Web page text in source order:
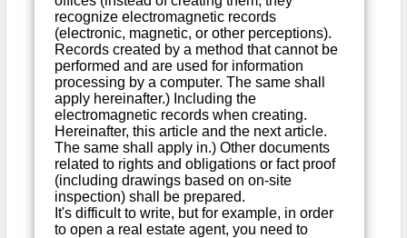
recognize electromagnetic records
(electronic, magnetic, or other perceptions).
Records created by a method that cannot be
performed and are used for information
processing by a computer. The same shall
apply hereinafter.) Including the
electromagnetic records when creating.
Hereinafter, this article and the next article.
The same shall apply in.) Other documents
related to rights and obligations or fact proof
(including drawings based on on-site
inspection) shall be prepared.
It's difficult to write, but for example, in order
to open a real estate agent, you need to